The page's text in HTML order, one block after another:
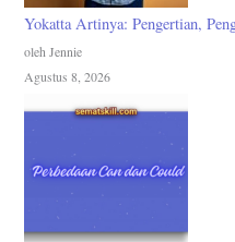
Yokatta Artinya: Pengertian,
oleh Jennie
Agustus 8, 2026